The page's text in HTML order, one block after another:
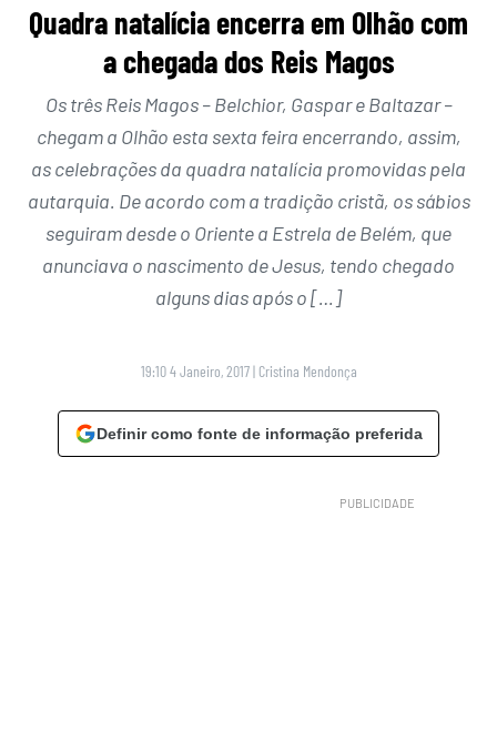
Quadra natalícia encerra em Olhão com
a chegada dos Reis Magos
Os três Reis Magos – Belchior, Gaspar e Baltazar –
chegam a Olhão esta sexta feira encerrando, assim,
as celebrações da quadra natalícia promovidas pela
autarquia. De acordo com a tradição cristã, os sábios
seguiram desde o Oriente a Estrela de Belém, que
anunciava o nascimento de Jesus, tendo chegado
alguns dias após o […]
19:10 4 Janeiro, 2017 | Cristina Mendonça
Definir como fonte de informação preferida